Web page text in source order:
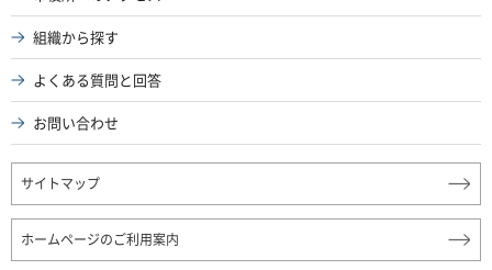
組織から探す
よくある質問と回答
お問い合わせ
サイトマップ
ホームページのご利用案内